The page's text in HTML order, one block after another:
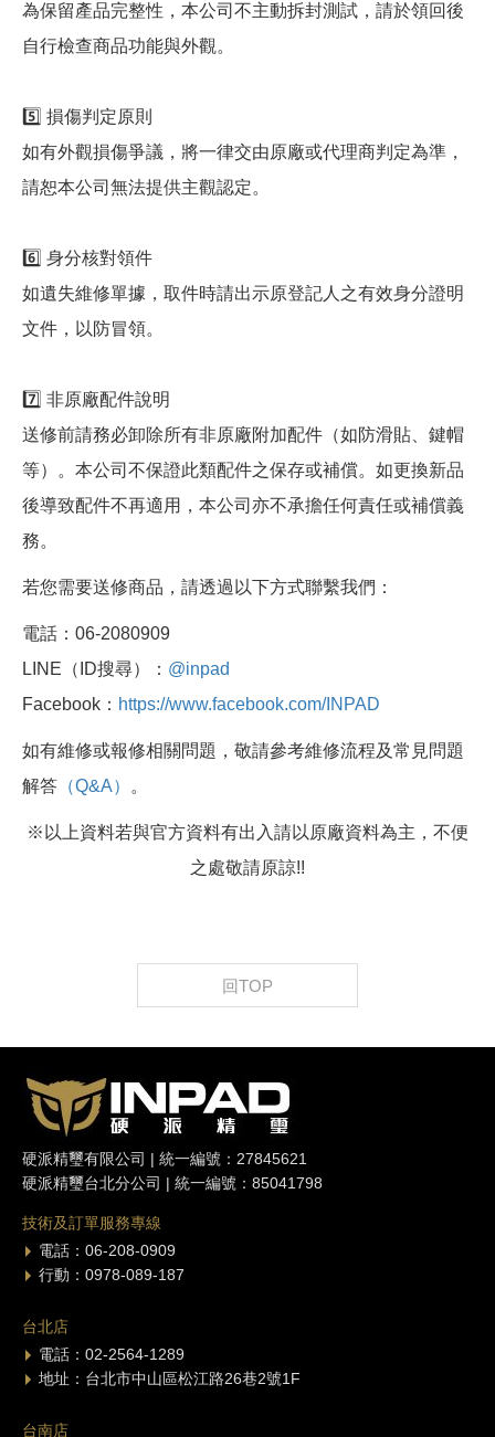
為保留產品完整性，本公司不主動拆封測試，請於領回後
自行檢查商品功能與外觀。
5️⃣ 損傷判定原則
如有外觀損傷爭議，將一律交由原廠或代理商判定為準，
請恕本公司無法提供主觀認定。
6️⃣ 身分核對領件
如遺失維修單據，取件時請出示原登記人之有效身分證明
文件，以防冒領。
7️⃣ 非原廠配件說明
送修前請務必卸除所有非原廠附加配件（如防滑貼、鍵帽
等）。本公司不保證此類配件之保存或補償。如更換新品
後導致配件不再適用，本公司亦不承擔任何責任或補償義
務。
若您需要送修商品，請透過以下方式聯繫我們：
電話：06-2080909
LINE（ID搜尋）： @inpad
Facebook： https://www.facebook.com/INPAD
如有維修或報修相關問題，敬請參考維修流程及常見問題
解答 （Q&A） 。
※以上資料若與官方資料有出入請以原廠資料為主，不便
之處敬請原諒!!
回TOP
硬派精璽有限公司 | 統一編號：27845621
硬派精璽台北分公司 | 統一編號：85041798
技術及訂單服務專線
電話：06-208-0909
行動：0978-089-187
台北店
電話：02-2564-1289
地址：台北市中山區松江路26巷2號1F
台南店